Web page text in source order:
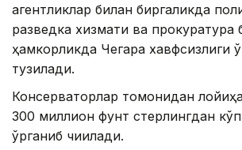
агентликлар билан биргаликда
разведка хизмати ва прокуратура
ҳамкорликда Чегара хавфсизлиги
тузилади.
Консерваторлар томонидан
300 миллион фунт стерлингдан
ўрганиб чиқилади.